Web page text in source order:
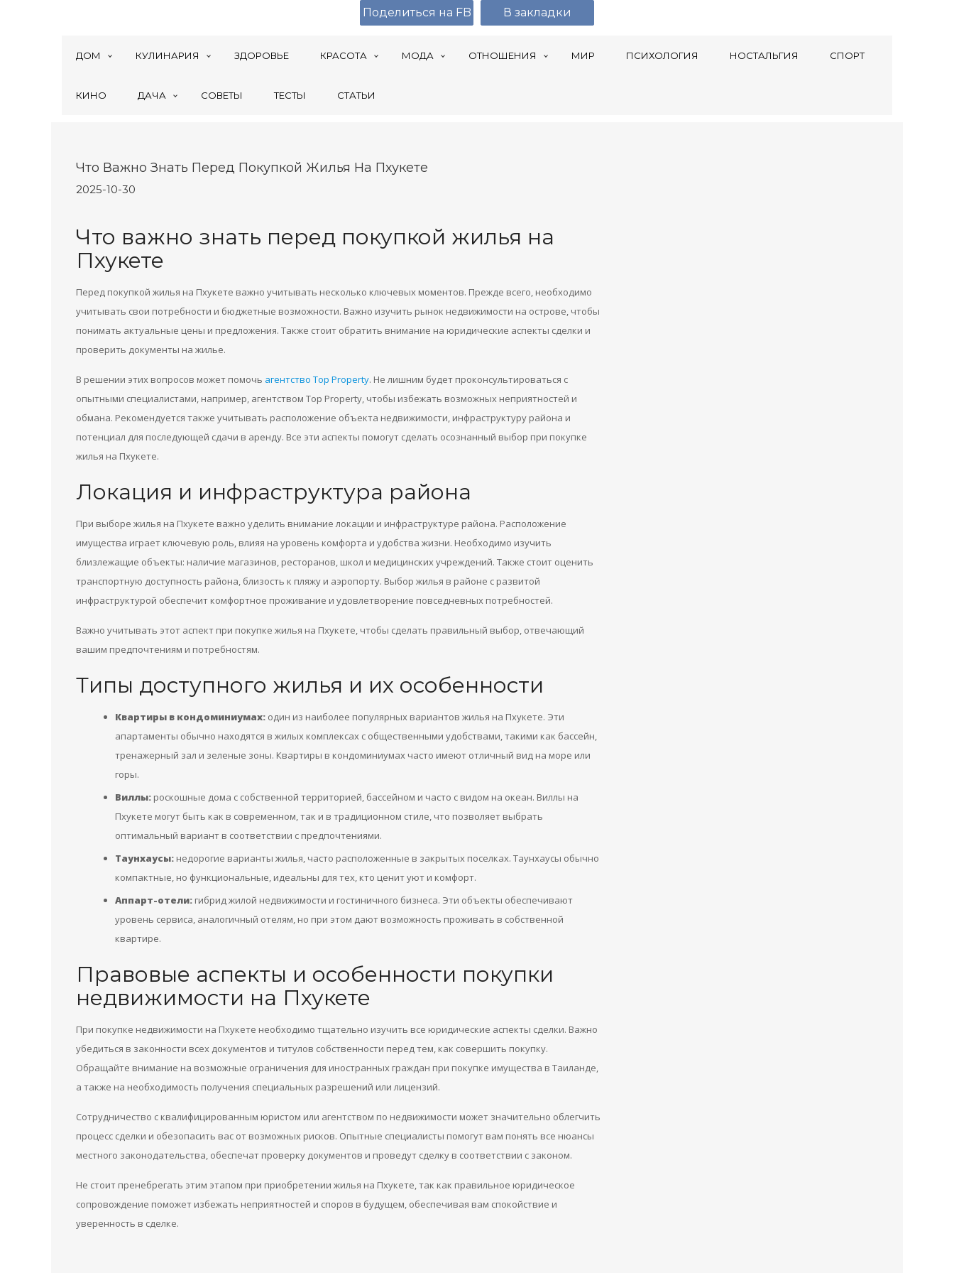
ДОМ КУЛИНАРИЯ ЗДОРОВЬЕ КРАСОТА МОДА ОТНОШЕНИЯ МИР ПСИХОЛОГИЯ НОСТАЛЬГИЯ СПОРТ
КИНО ДАЧА СОВЕТЫ ТЕСТЫ СТАТЬИ
Что Важно Знать Перед Покупкой Жилья На Пхукете
2025-10-30
Что важно знать перед покупкой жилья на
Пхукете
Перед покупкой жилья на Пхукете важно учитывать несколько ключевых моментов. Прежде всего, необходимо
учитывать свои потребности и бюджетные возможности. Важно изучить рынок недвижимости на острове, чтобы
понимать актуальные цены и предложения. Также стоит обратить внимание на юридические аспекты сделки и
проверить документы на жилье.
В решении этих вопросов может помочь агентство Top Property. Не лишним будет проконсультироваться с
опытными специалистами, например, агентством Top Property, чтобы избежать возможных неприятностей и
обмана. Рекомендуется также учитывать расположение объекта недвижимости, инфраструктуру района и
потенциал для последующей сдачи в аренду. Все эти аспекты помогут сделать осознанный выбор при покупке
жилья на Пхукете.
Локация и инфраструктура района
При выборе жилья на Пхукете важно уделить внимание локации и инфраструктуре района. Расположение
имущества играет ключевую роль, влияя на уровень комфорта и удобства жизни. Необходимо изучить
близлежащие объекты: наличие магазинов, ресторанов, школ и медицинских учреждений. Также стоит оценить
транспортную доступность района, близость к пляжу и аэропорту. Выбор жилья в районе с развитой
инфраструктурой обеспечит комфортное проживание и удовлетворение повседневных потребностей.
Важно учитывать этот аспект при покупке жилья на Пхукете, чтобы сделать правильный выбор, отвечающий
вашим предпочтениям и потребностям.
Типы доступного жилья и их особенности
Квартиры в кондоминиумах: один из наиболее популярных вариантов жилья на Пхукете. Эти
апартаменты обычно находятся в жилых комплексах с общественными удобствами, такими как бассейн,
тренажерный зал и зеленые зоны. Квартиры в кондоминиумах часто имеют отличный вид на море или
горы.
Виллы: роскошные дома с собственной территорией, бассейном и часто с видом на океан. Виллы на
Пхукете могут быть как в современном, так и в традиционном стиле, что позволяет выбрать
оптимальный вариант в соответствии с предпочтениями.
Таунхаусы: недорогие варианты жилья, часто расположенные в закрытых поселках. Таунхаусы обычно
компактные, но функциональные, идеальны для тех, кто ценит уют и комфорт.
Аппарт-отели: гибрид жилой недвижимости и гостиничного бизнеса. Эти объекты обеспечивают
уровень сервиса, аналогичный отелям, но при этом дают возможность проживать в собственной
квартире.
Правовые аспекты и особенности покупки
недвижимости на Пхукете
При покупке недвижимости на Пхукете необходимо тщательно изучить все юридические аспекты сделки. Важно
убедиться в законности всех документов и титулов собственности перед тем, как совершить покупку.
Обращайте внимание на возможные ограничения для иностранных граждан при покупке имущества в Таиланде,
а также на необходимость получения специальных разрешений или лицензий.
Сотрудничество с квалифицированным юристом или агентством по недвижимости может значительно облегчить
процесс сделки и обезопасить вас от возможных рисков. Опытные специалисты помогут вам понять все нюансы
местного законодательства, обеспечат проверку документов и проведут сделку в соответствии с законом.
Не стоит пренебрегать этим этапом при приобретении жилья на Пхукете, так как правильное юридическое
сопровождение поможет избежать неприятностей и споров в будущем, обеспечивая вам спокойствие и
уверенность в сделке.
Поделиться на FB В закладки